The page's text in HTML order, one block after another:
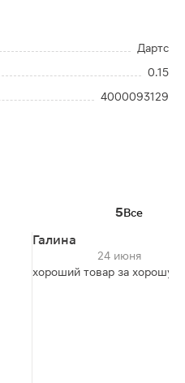
Дартс
0.15
4000093129
5Все
Галина
24 июня
хороший товар за хорошую